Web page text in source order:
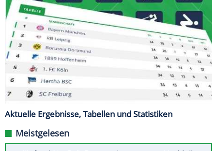
Aktuelle Ergebnisse, Tabellen und Statistiken
Meistgelesen